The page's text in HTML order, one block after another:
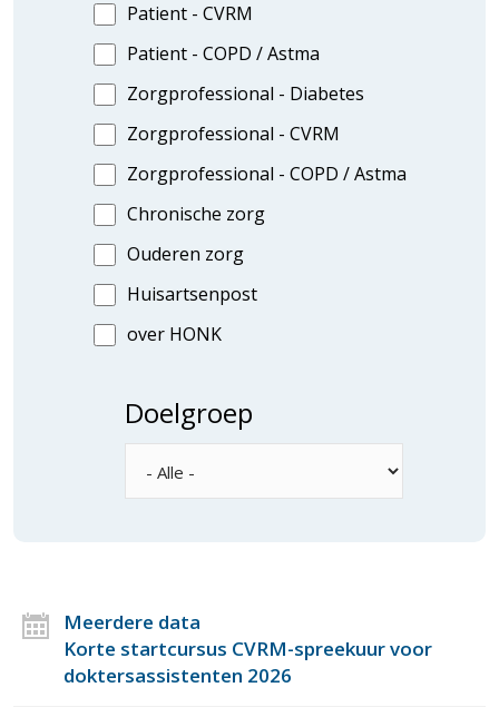
Patient - CVRM
Patient - COPD / Astma
Zorgprofessional - Diabetes
Zorgprofessional - CVRM
Zorgprofessional - COPD / Astma
Chronische zorg
Ouderen zorg
Huisartsenpost
over HONK
Doelgroep
Meerdere data
Korte startcursus CVRM-spreekuur voor
doktersassistenten 2026